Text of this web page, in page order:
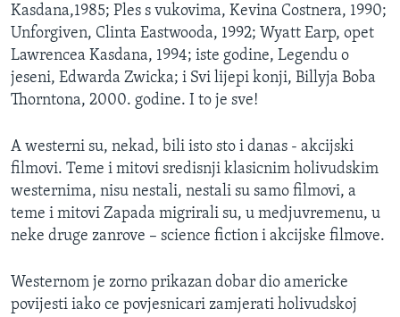
Kasdana,1985; Ples s vukovima, Kevina Costnera, 1990;
Unforgiven, Clinta Eastwooda, 1992; Wyatt Earp, opet
Lawrencea Kasdana, 1994; iste godine, Legendu o
jeseni, Edwarda Zwicka; i Svi lijepi konji, Billyja Boba
Thorntona, 2000. godine. I to je sve!
A westerni su, nekad, bili isto sto i danas - akcijski
filmovi. Teme i mitovi sredisnji klasicnim holivudskim
westernima, nisu nestali, nestali su samo filmovi, a
teme i mitovi Zapada migrirali su, u medjuvremenu, u
neke druge zanrove – science fiction i akcijske filmove.
Westernom je zorno prikazan dobar dio americke
povijesti iako ce povjesnicari zamjerati holivudskoj